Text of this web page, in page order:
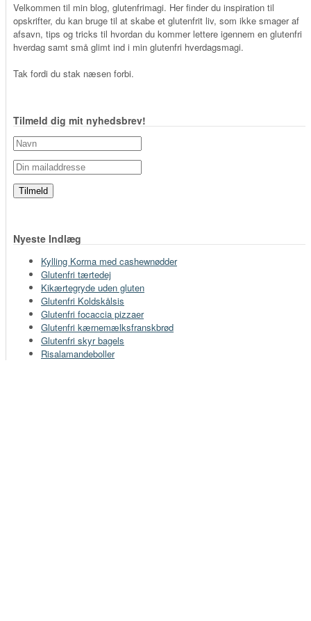
Velkommen til min blog, glutenfrimagi. Her finder du inspiration til
opskrifter, du kan bruge til at skabe et glutenfrit liv, som ikke smager af
afsavn, tips og tricks til hvordan du kommer lettere igennem en glutenfri
hverdag samt små glimt ind i min glutenfri hverdagsmagi.
Tak fordi du stak næsen forbi.
Tilmeld dig mit nyhedsbrev!
Nyeste Indlæg
Kylling Korma med cashewnødder
Glutenfri tærtedej
Kikærtegryde uden gluten
Glutenfri Koldskålsis
Glutenfri focaccia pizzaer
Glutenfri kærnemælksfranskbrød
Glutenfri skyr bagels
Risalamandeboller